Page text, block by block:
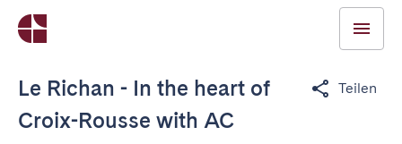
Le Richan - In the heart of
Croix-Rousse with AC
Teilen